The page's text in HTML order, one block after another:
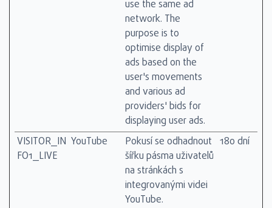
use the same ad
network. The
purpose is to
optimise display of
ads based on the
user's movements
and various ad
providers' bids for
displaying user ads.
VISITOR_IN
FO1_LIVE
YouTube
Pokusí se odhadnout
šířku pásma uživatelů
na stránkách s
integrovanými videi
YouTube.
180 dní